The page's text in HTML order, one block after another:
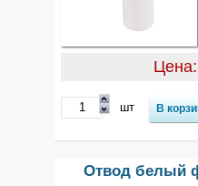
шт
Отвод белый